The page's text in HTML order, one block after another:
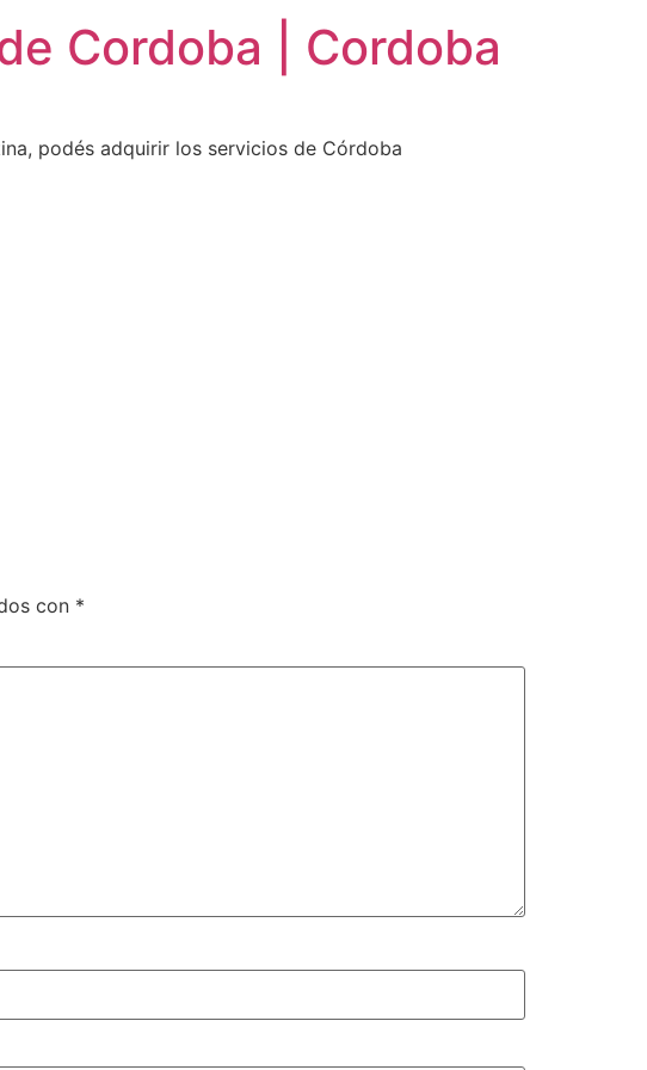
Cordoba | Cordoba
podés adquirir los servicios de Córdoba
con *